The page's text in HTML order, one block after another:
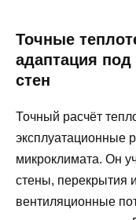
Точные
адаптация
стен
Точный расчёт
эксплуатационные
микроклимата. Он
стены, перекрытия
вентиляционные